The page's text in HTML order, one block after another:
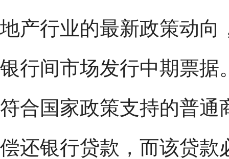
地产行业的最新政策动向
银行间市场发行中期票据
符合国家政策支持的普通
偿还银行贷款，而该贷款